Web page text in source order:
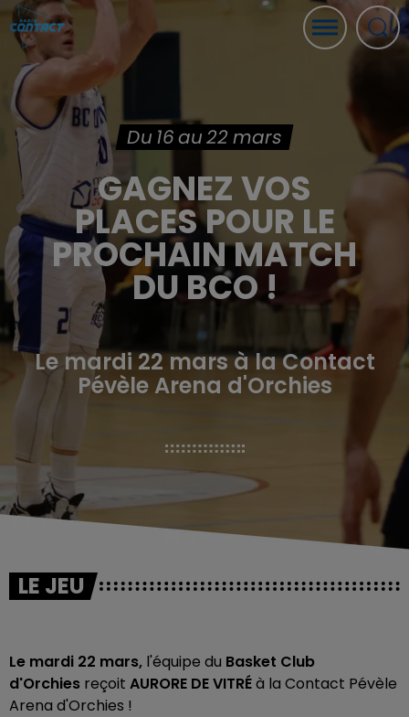
Du 16 au 22 mars
GAGNEZ VOS
PLACES POUR LE
PROCHAIN MATCH
DU BCO !
Le mardi 22 mars à la Contact
Pévèle Arena d'Orchies
LE JEU
Le mardi 22 mars, l'équipe du Basket Club
d'Orchies reçoit AURORE DE VITRÉà la Contact Pévèle
Arena d'Orchies !